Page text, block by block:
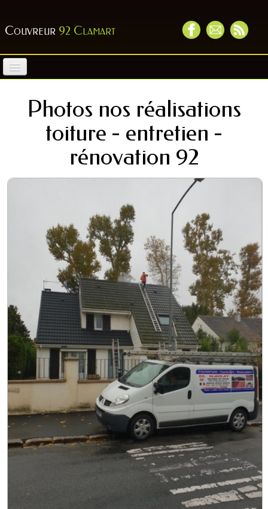
Couvreur 92 Clamart
Couverture
Pose vélux
Nettoyage toiture
Nos réalisations
Photos nos réalisations
toiture - entretien -
rénovation 92